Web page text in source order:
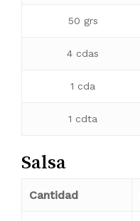
50 grs
4 cdas
1 cda
1 cdta
Salsa
Cantidad